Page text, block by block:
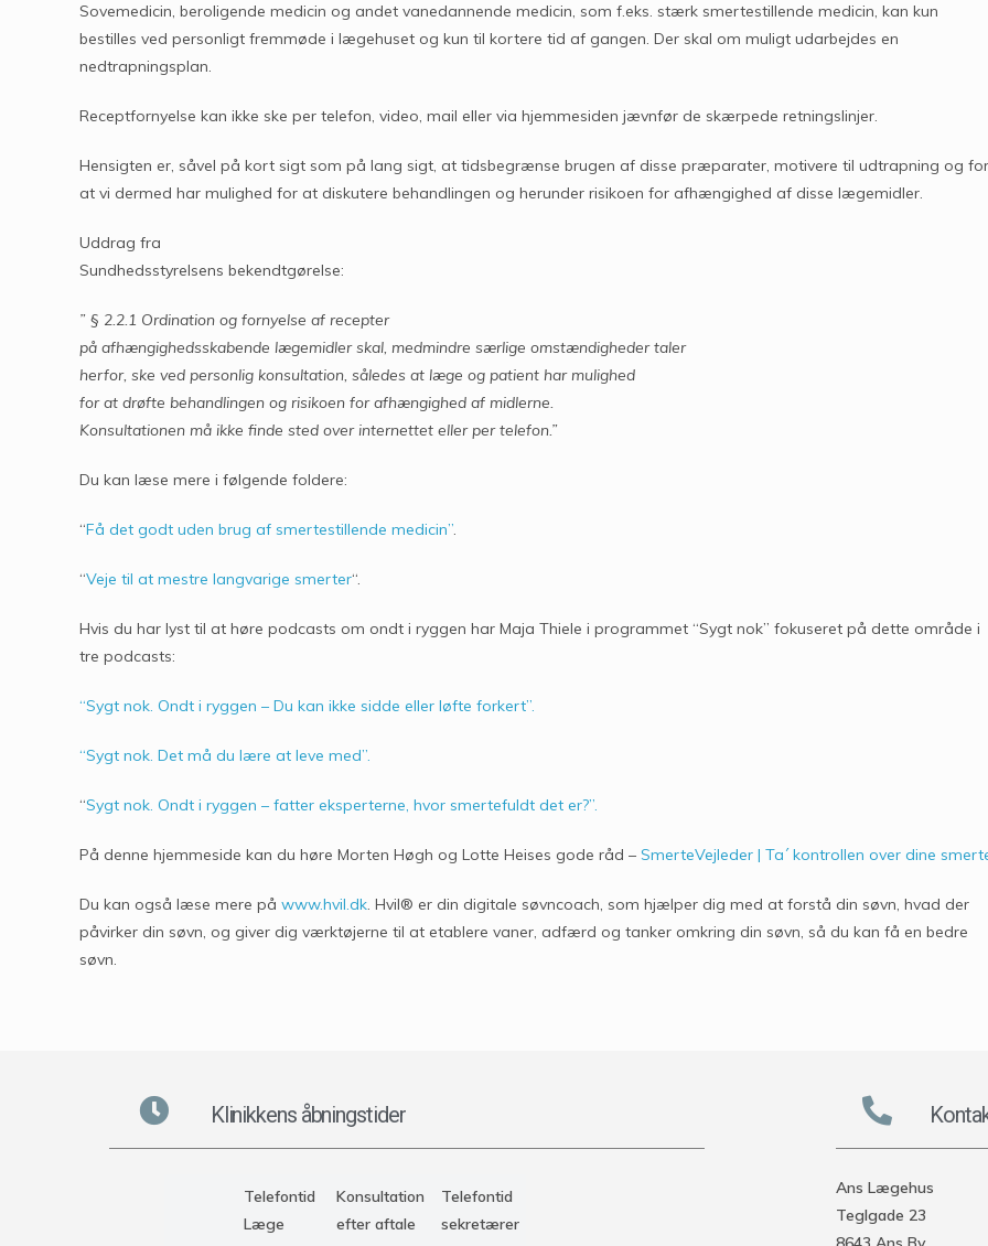
Sovemedicin, beroligende medicin og andet vanedannende medicin, som f.eks. stærk smertestillende medicin, kan kun
bestilles ved personligt fremmøde i lægehuset og kun til kortere tid af gangen. Der skal om muligt udarbejdes en
nedtrapningsplan.
Receptfornyelse kan ikke ske per telefon, video, mail eller via hjemmesiden jævnfør de skærpede retningslinjer.
Hensigten er, såvel på kort sigt som på lang sigt, at tidsbegrænse brugen af disse præparater, motivere til udtrapning og for
at vi dermed har mulighed for at diskutere behandlingen og herunder risikoen for afhængighed af disse lægemidler.
Uddrag fra
Sundhedsstyrelsens bekendtgørelse:
” § 2.2.1 Ordination og fornyelse af recepter
på afhængighedsskabende lægemidler skal, medmindre særlige omstændigheder taler
herfor, ske ved personlig konsultation, således at læge og patient har mulighed
for at drøfte behandlingen og risikoen for afhængighed af midlerne.
Konsultationen må ikke finde sted over internettet eller per telefon.”
Du kan læse mere i følgende foldere:
“Få det godt uden brug af smertestillende medicin”.
“Veje til at mestre langvarige smerter“.
Hvis du har lyst til at høre podcasts om ondt i ryggen har Maja Thiele i programmet “Sygt nok” fokuseret på dette område i
tre podcasts:
“Sygt nok. Ondt i ryggen – Du kan ikke sidde eller løfte forkert”.
“Sygt nok. Det må du lære at leve med”.
“Sygt nok. Ondt i ryggen – fatter eksperterne, hvor smertefuldt det er?”.
På denne hjemmeside kan du høre Morten Høgh og Lotte Heises gode råd – SmerteVejleder | Ta´ kontrollen over dine
Du kan også læse mere på www.hvil.dk. Hvil® er din digitale søvncoach, som hjælper dig med at forstå din søvn, hvad der
påvirker din søvn, og giver dig værktøjerne til at etablere vaner, adfærd og tanker omkring din søvn, så du kan få en bedre
søvn.
Klinikkens åbningstider
Telefontid
Læge
Konsultation
efter aftale
Telefontid
sekretærer
Ans Lægehus
Teglgade 23